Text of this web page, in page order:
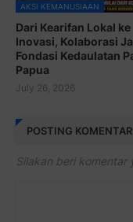
AKSI KEMANUSIAAN
Dari Kearifan Lokal ke
Inovasi, Kolaborasi
Fondasi Kedaulatan
Papua
July 26, 2026
POSTING KOMENTAR
Silakan beri